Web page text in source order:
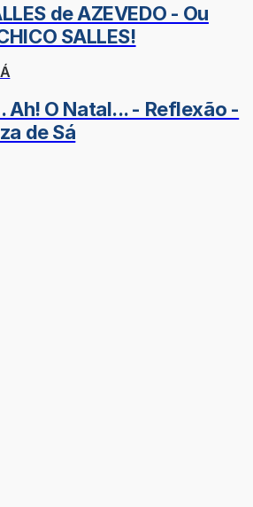
de AZEVEDO - Ou
SALLES!
Ah! O Natal... - Reflexão -
de Sá